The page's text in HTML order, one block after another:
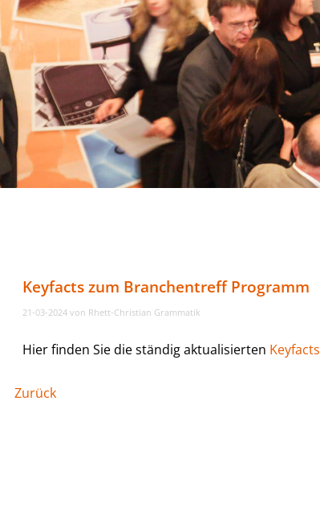
Keyfacts zum Branchentreff Programm
21-03-2024 von Rhett-Christian Grammatik
Hier finden Sie die ständig aktualisierten Keyfacts
Zurück